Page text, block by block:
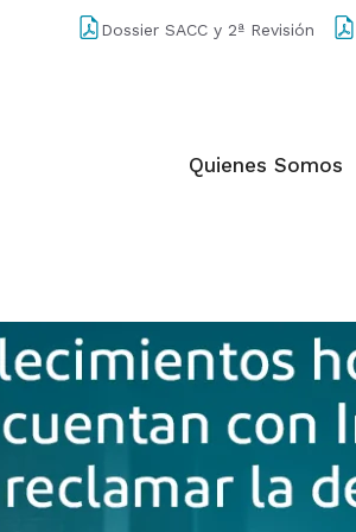
Dossier SACC y 2ª Revisión
Quienes Somos